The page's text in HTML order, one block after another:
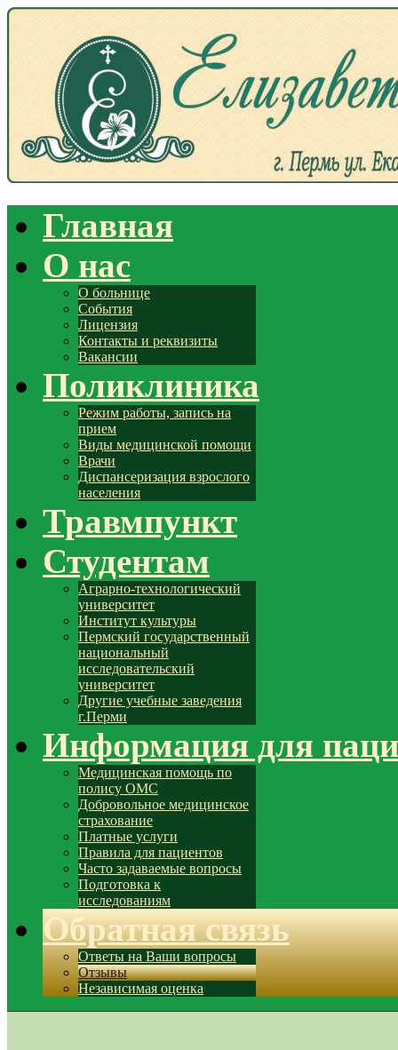
Главная
О нас
О больнице
События
Лицензия
Контакты и реквизиты
Вакансии
Поликлиника
Режим работы, запись на
прием
Виды медицинской помощи
Врачи
Диспансеризация взрослого
населения
Травмпункт
Студентам
Аграрно-технологический
университет
Институт культуры
Пермский государственный
национальный
исследовательский
университет
Другие учебные заведения
г.Перми
Информация для
Медицинская помощь по
полису ОМС
Добровольное медицинское
страхование
Платные услуги
Правила для пациентов
Часто задаваемые вопросы
Подготовка к
исследованиям
Обратная связь
Ответы на Ваши вопросы
Отзывы
Независимая оценка